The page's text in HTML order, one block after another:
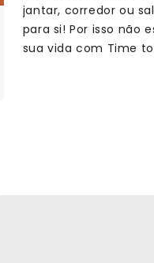
jantar, corredor ou
para si! Por isso não
sua vida com Time to